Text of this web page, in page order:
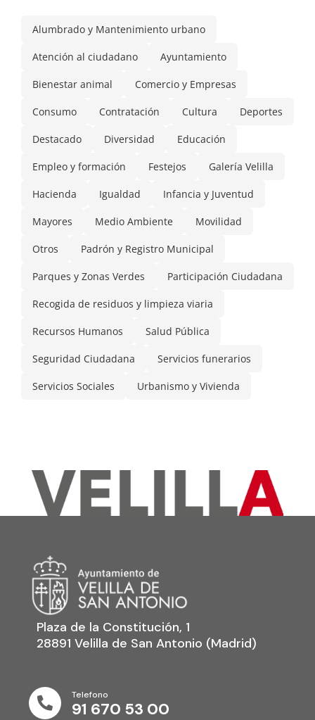
Alumbrado y Mantenimiento urbano
Atención al ciudadano Ayuntamiento
Bienestar animal Comercio y Empresas
Consumo Contratación Cultura Deportes
Destacado Diversidad Educación
Empleo y formación Festejos Galería Velilla
Hacienda Igualdad Infancia y Juventud
Mayores Medio Ambiente Movilidad
Otros Padrón y Registro Municipal
Parques y Zonas Verdes Participación Ciudadana
Recogida de residuos y limpieza viaria
Recursos Humanos Salud Pública
Seguridad Ciudadana Servicios funerarios
Servicios Sociales Urbanismo y Vivienda
Plaza de la Constitución, 1
28891 Velilla de San Antonio (Madrid)

Telefono
91 670 53 00